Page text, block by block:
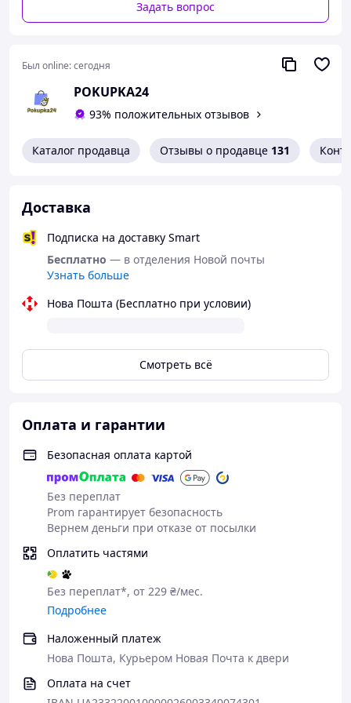
43 — 28,5 см
Особенности:
• дышащая сетка Climacool
• лёгкие и комфортные
• хорошая вентиляция
• стильный цвет хаки
нами по телефону, вайбер, в чат.
Задать вопрос
Был online:сегодня
POKUPKA24
93% положительных отзывов
Каталог продавца Отзывы о продавце 131
Доставка
Подписка на доставку Smart
Бесплатно — в отделения Новой почты
Узнать больше
Нова Пошта (Бесплатно при условии)
Смотреть всё
Оплата и гарантии
Безопасная оплата картой
Без переплат
Prom гарантирует безопасность
Вернем деньги при отказе от посылки
Оплатить частями
Без переплат*, от 229 ₴/мес.
Подробнее
Наложенный платеж
Нова Пошта, Курьером Новая Почта к двери
Оплата на счет